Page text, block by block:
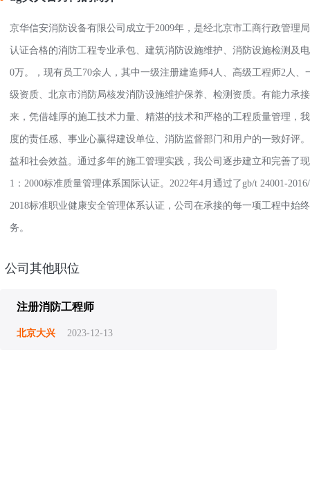
京华信安消防设备有限公司成立于2009年，是经北京市工商行政管理
认证合格的消防工程专业承包、建筑消防设施维护、消防设施检测及
0万。，现有员工70余人，其中一级注册建造师4人、高级工程师2人
级资质、北京市消防局核发消防设施维护保养、检测资质。有能力承
来，凭借雄厚的施工技术力量、精湛的技术和严格的工程质量管理，
度的责任感、事业心赢得建设单位、消防监督部门和用户的一致好评
益和社会效益。通过多年的施工管理实践，我公司逐步建立和完善了
1：2000标准质量管理体系国际认证。2022年4月通过了gb/t 24001-
2018标准职业健康安全管理体系认证，公司在承接的每一项工程中始
务。
公司其他职位
注册消防工程师
北京大兴 2023-12-13